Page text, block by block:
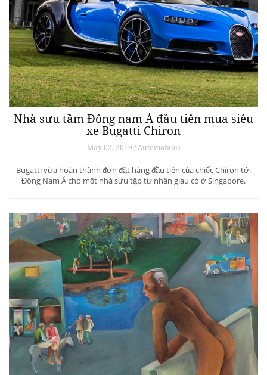
Nhà sưu tầm Đông nam Á đầu tiên mua siêu
xe Bugatti Chiron
May 02, 2019 / Automobiles
Bugatti vừa hoàn thành đơn đặt hàng đầu tiên của chiếc Chiron tới
Đông Nam Á cho một nhà sưu tập tư nhân giàu có ở Singapore.